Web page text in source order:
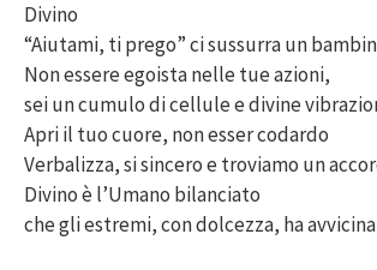
Divino
“Aiutami, ti prego” ci sussurra un
Non essere egoista nelle tue azioni,
sei un cumulo di cellule e divine
Apri il tuo cuore, non esser codardo
Verbalizza, si sincero e troviamo un
Divino è l’Umano bilanciato
che gli estremi, con dolcezza, ha